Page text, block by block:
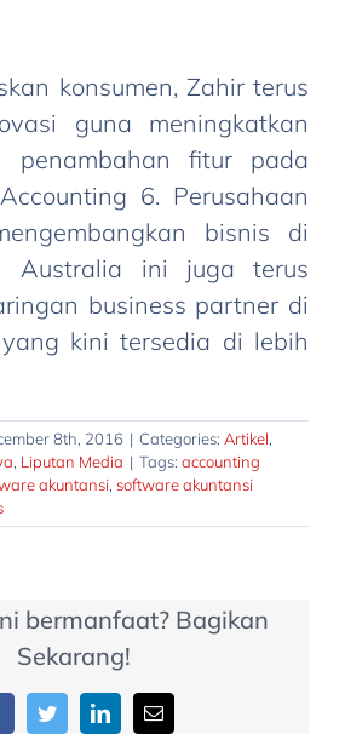
konsumen, Zahir terus
guna meningkatkan
penambahan fitur pada
6. Perusahaan
bisnis di
Australia ini juga terus
business partner di
kini tersedia di lebih
8th, 2016 | Categories: Artikel
Liputan Media | Tags: accounting
akuntansi software akuntansi
bermanfaat? Bagikan
Sekarang!
TwitterLinkedInEmail